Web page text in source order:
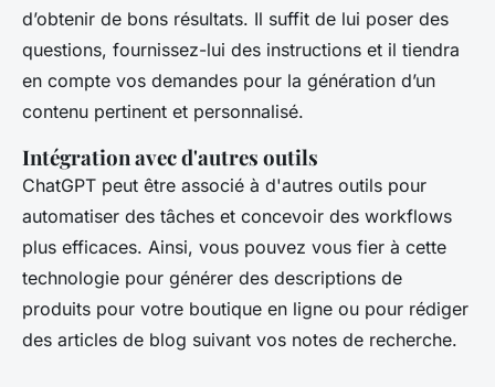
d’obtenir de bons résultats. Il suffit de lui poser des
questions, fournissez-lui des instructions et il tiendra
en compte vos demandes pour la génération d’un
contenu pertinent et personnalisé.
Intégration avec d'autres outils
ChatGPT peut être associé à d'autres outils pour
automatiser des tâches et concevoir des workflows
plus efficaces. Ainsi, vous pouvez vous fier à cette
technologie pour générer des descriptions de
produits pour votre boutique en ligne ou pour rédiger
des articles de blog suivant vos notes de recherche.